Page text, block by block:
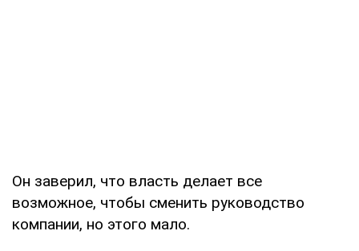
Он заверил, что власть делает все
возможное, чтобы сменить руководство
компании, но этого мало.